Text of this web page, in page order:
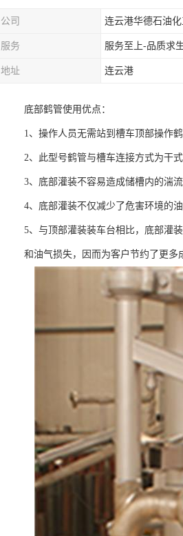
公司 连云港华德石油
服务 服务至上-品质求
地址 连云港
底部鹤管使用优点：
1、操作人员无需站到槽车顶部操作
2、此型号鹤管与槽车连接方式为干
3、底部灌装不容易造成储槽内的湍
4、底部灌装不仅减少了危害环境的
5、与顶部灌装装车台相比，底部灌
和油气损失，因而为客户节约了更多